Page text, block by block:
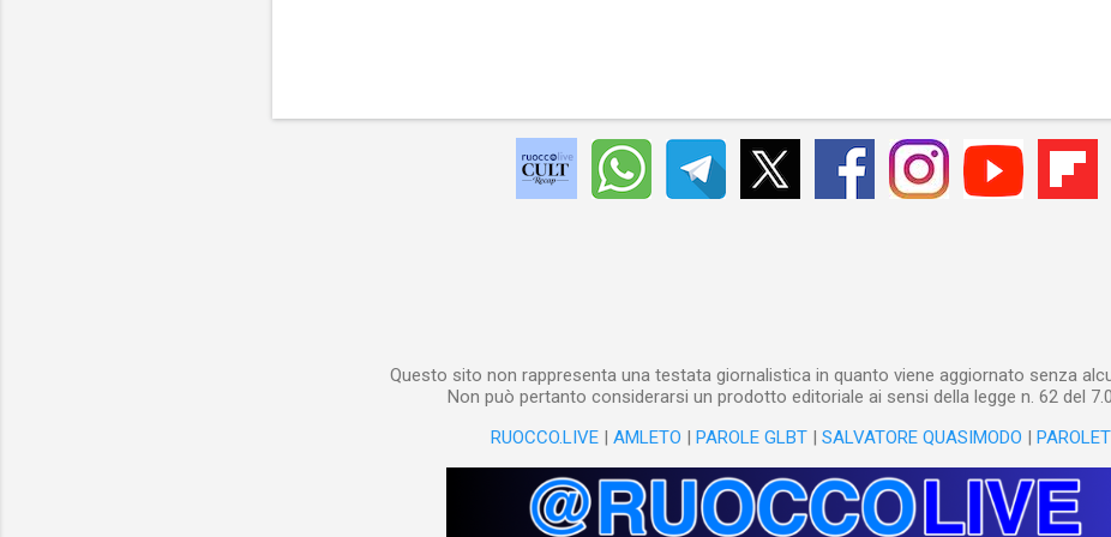
Questo sito non rappresenta una testata giornalistica in quanto viene aggiornato senza
Non può pertanto considerarsi un prodotto editoriale ai sensi della legge n. 62 del
RUOCCO.LIVE| AMLETO | PAROLE GLBT| SALVATORE QUASIMODO |